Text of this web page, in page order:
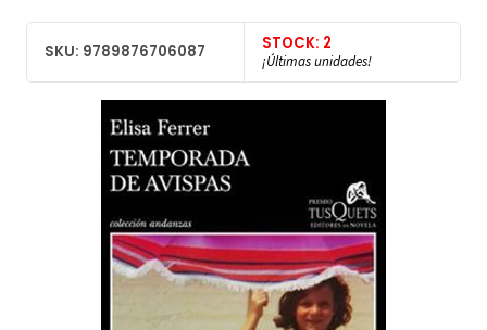
SKU: 9789876706087 STOCK: 2
¡Últimas unidades!